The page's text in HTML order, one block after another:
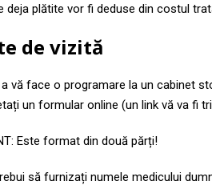
deja plătite vor fi deduse din costul
de vizită
a vă face o programare la un cabinet
un formular online (un link vă va fi
Este format din două părți!
să furnizați numele medicului